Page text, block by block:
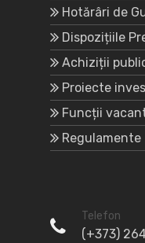
Hotărâri de
Dispozițiile
Achiziții
Proiecte
Funcții
Regulamente
Telefon
(+373)